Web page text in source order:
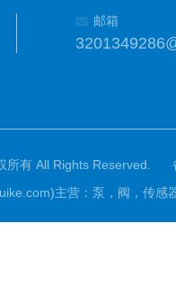
邮箱
有 All Rights Reserved.
主营：泵，阀，传